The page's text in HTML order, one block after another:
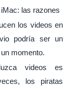
las razones
los videos en
podría ser un
momento.
videos es
los piratas